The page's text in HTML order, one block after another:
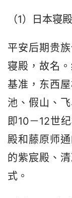
（1）日本寝
平安后期贵
寝殿，故名
基准，东西
池、假山、
即10－12世
殿和藤原师
的紫宸殿、
式。